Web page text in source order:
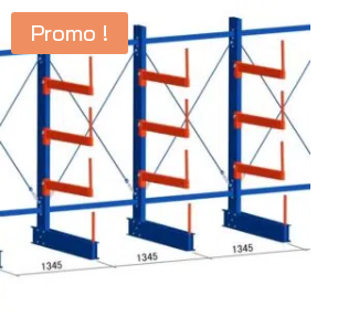
CHF 60.00
Promo !